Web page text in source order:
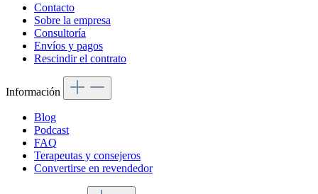
Contacto
Sobre la empresa
Consultoría
Envíos y pagos
Rescindir el contrato
Información
Blog
Podcast
FAQ
Terapeutas y consejeros
Convertirse en revendedor